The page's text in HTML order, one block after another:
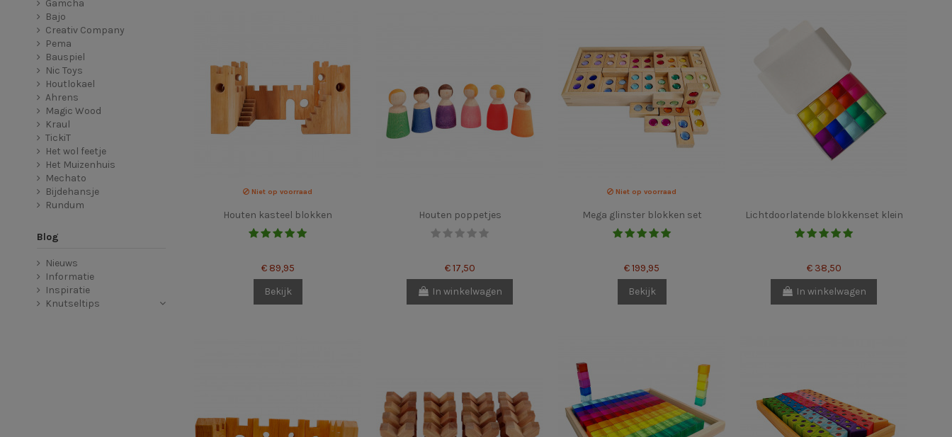
Niet op voorraad
Houten kasteel blokken
€ 89,95
Bekijk
Houten poppetjes
€ 17,50
In winkelwagen
Niet op voorraad
Mega glinster blokken set
€ 199,95
Bekijk
Lichtdoorlatende blokkenset klein
€ 38,50
In winkelwagen
Gamcha
Bajo
Creativ Company
Pema
Bauspiel
Nic Toys
Houtlokael
Ahrens
Magic Wood
Kraul
TickiT
Het wol feetje
Het Muizenhuis
Mechato
Bijdehansje
Rundum
Blog
Nieuws
Informatie
Inspiratie
Knutseltips